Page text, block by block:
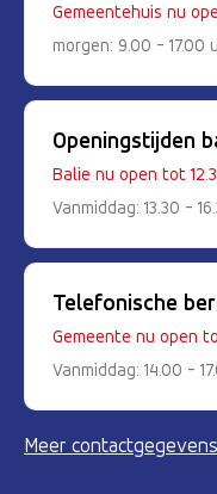
Gemeentehuis nu
morgen: 9.00 - 17.00
Openingstijden
Balie nu open tot
Vanmiddag: 13.30 -
Telefonische
Gemeente nu open
Vanmiddag: 14.00 -
Meer